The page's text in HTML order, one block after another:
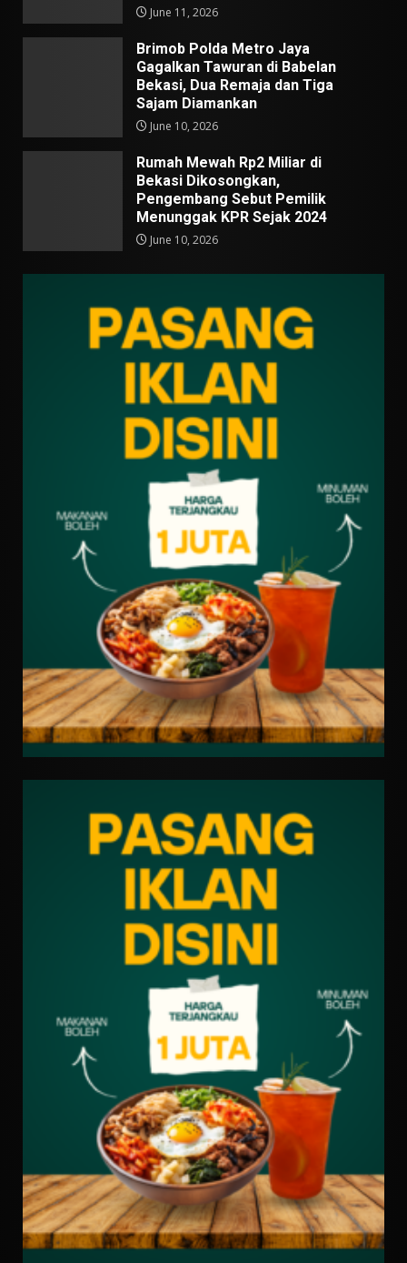
June 11, 2026
Brimob Polda Metro Jaya
Gagalkan Tawuran di Babelan
Bekasi, Dua Remaja dan Tiga
Sajam Diamankan
June 10, 2026
Rumah Mewah Rp2 Miliar di
Bekasi Dikosongkan,
Pengembang Sebut Pemilik
Menunggak KPR Sejak 2024
June 10, 2026